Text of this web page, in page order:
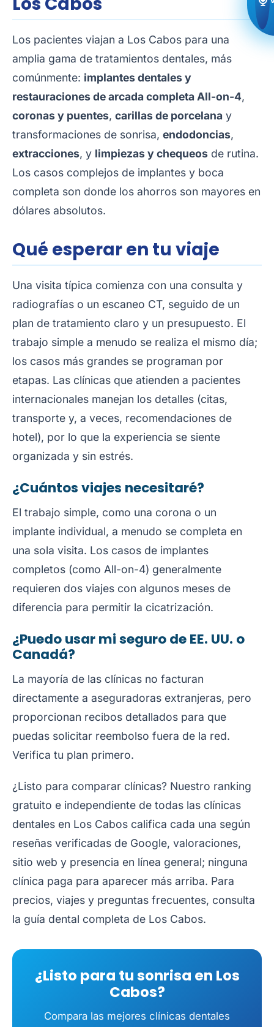
Los pacientes viajan a Los Cabos para una
amplia gama de tratamientos dentales, más
comúnmente: implantes dentales y
restauraciones de arcada completa All-on-4,
coronas y puentes, carillas de porcelana y
transformaciones de sonrisa, endodoncias,
extracciones, y limpiezas y chequeos de rutina.
Los casos complejos de implantes y boca
completa son donde los ahorros son mayores en
dólares absolutos.
Qué esperar en tu viaje
Una visita típica comienza con una consulta y
radiografías o un escaneo CT, seguido de un
plan de tratamiento claro y un presupuesto. El
trabajo simple a menudo se realiza el mismo día;
los casos más grandes se programan por
etapas. Las clínicas que atienden a pacientes
internacionales manejan los detalles (citas,
transporte y, a veces, recomendaciones de
hotel), por lo que la experiencia se siente
organizada y sin estrés.
¿Cuántos viajes necesitaré?
El trabajo simple, como una corona o un
implante individual, a menudo se completa en
una sola visita. Los casos de implantes
completos (como All-on-4) generalmente
requieren dos viajes con algunos meses de
diferencia para permitir la cicatrización.
¿Puedo usar mi seguro de EE. UU. o
Canadá?
La mayoría de las clínicas no facturan
directamente a aseguradoras extranjeras, pero
proporcionan recibos detallados para que
puedas solicitar reembolso fuera de la red.
Verifica tu plan primero.
¿Listo para comparar clínicas? Nuestro ranking
gratuito e independiente de todas las clínicas
dentales en Los Cabos califica cada una según
reseñas verificadas de Google, valoraciones,
sitio web y presencia en línea general; ninguna
clínica paga para aparecer más arriba. Para
precios, viajes y preguntas frecuentes, consulta
la guía dental completa de Los Cabos.
¿Listo para tu sonrisa en Los
Cabos?
Compara las mejores clínicas dentales